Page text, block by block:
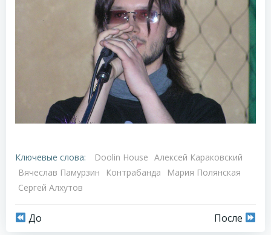
Ключевые слова: Doolin House Алексей Караковский
Вячеслав Памурзин
Контрабанда
Мария Полянская
Сергей Алхутов
Навигация
До
Навигация
После